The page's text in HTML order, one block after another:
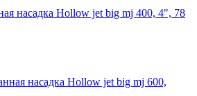
насадка Hollow jet big mj 400, 4", 78